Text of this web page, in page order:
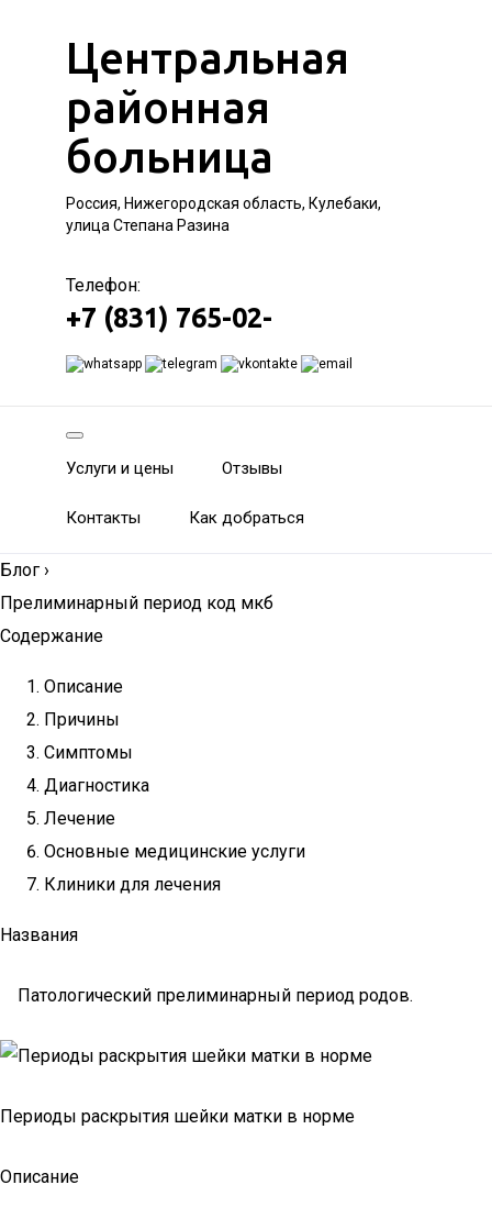
Центральная
районная
больница
Россия, Нижегородская область, Кулебаки,
улица Степана Разина
Телефон:
+7 (831) 765-02-
Услуги и цены Отзывы
Контакты Как добраться
Блог ›
Прелиминарный период код мкб
Содержание
Описание
Причины
Симптомы
Диагностика
Лечение
Основные медицинские услуги
Клиники для лечения
Названия
Патологический прелиминарный период родов.
Периоды раскрытия шейки матки в норме
Описание